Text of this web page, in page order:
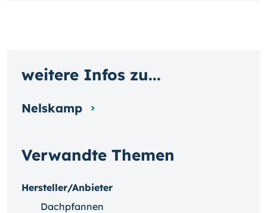
Verwandte Themen
Hersteller/Anbieter
Dachpfannen
weitere Infos zu...
Nelskamp